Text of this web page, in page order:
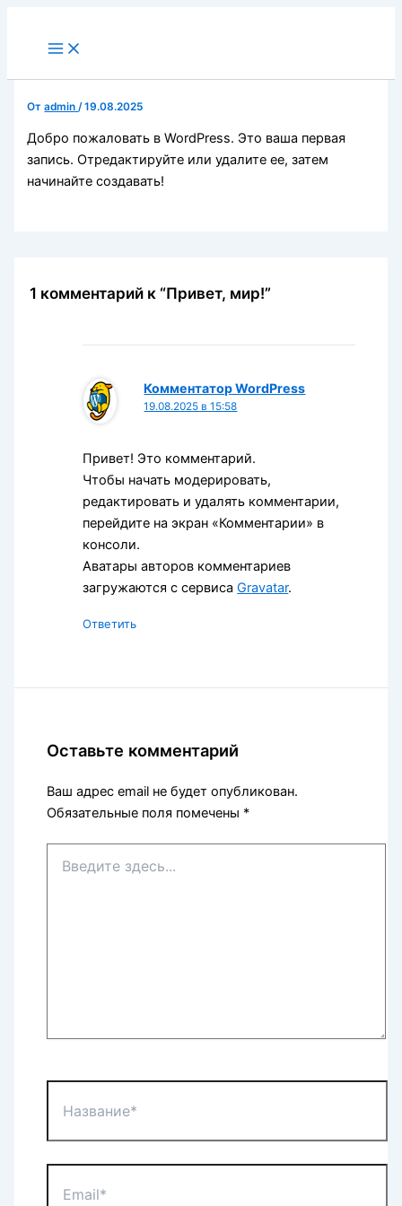
Main
Menu
Отadmin/19.08.2025
Добро пожаловать в WordPress. Это ваша первая
запись. Отредактируйте или удалите ее, затем
начинайте создавать!
1 комментарий к “Привет, мир!”
Комментатор WordPress
19.08.2025 в 15:58
Привет! Это комментарий.
Чтобы начать модерировать,
редактировать и удалять комментарии,
перейдите на экран «Комментарии» в
консоли.
Аватары авторов комментариев
загружаются с сервисаGravatar.
Ответить
Оставьте комментарий
Ваш адрес email не будет опубликован.
Обязательные поля помечены *
здесь...